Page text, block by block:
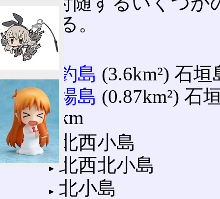
れている。
5島
魚釣島 (3.6km²) 石
久場島 (0.87km²) 石
22km
北西小島
北西北小島
北小島